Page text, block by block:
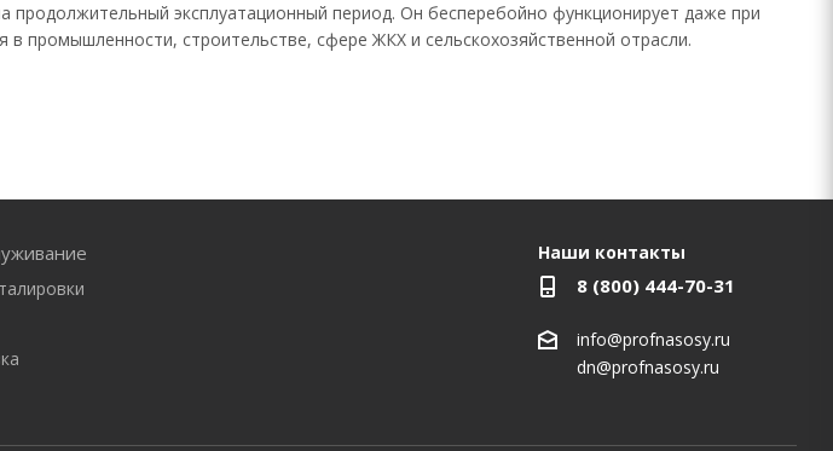
эксплуатационный период. Он бесперебойно функционирует даже при
промышленности, строительстве, сфере ЖКХ и сельскохозяйственной отрасли.
Наши контакты
8 (800) 444-70-31
info@profnasosy.ru
dn@profnasosy.ru